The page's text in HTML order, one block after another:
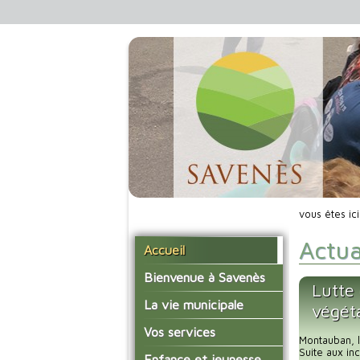
Accueil
Bienvenue à Savenès
Situer Savenès
Savenès en chiffre
L'histoire du village
La vie municipale
Vos élus
Les compte-rendus du
Vos services
La mairie
vous êtes
Lutte
Montauban,
Suite aux